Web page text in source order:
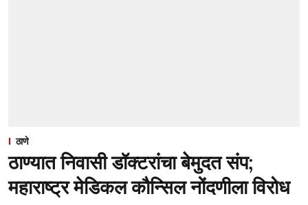
ठाणे
ठाण्यात निवासी डॉक्टरांचा बेमुदत संप;
महाराष्ट्र मेडिकल कौन्सिल नोंदणीला विरोध